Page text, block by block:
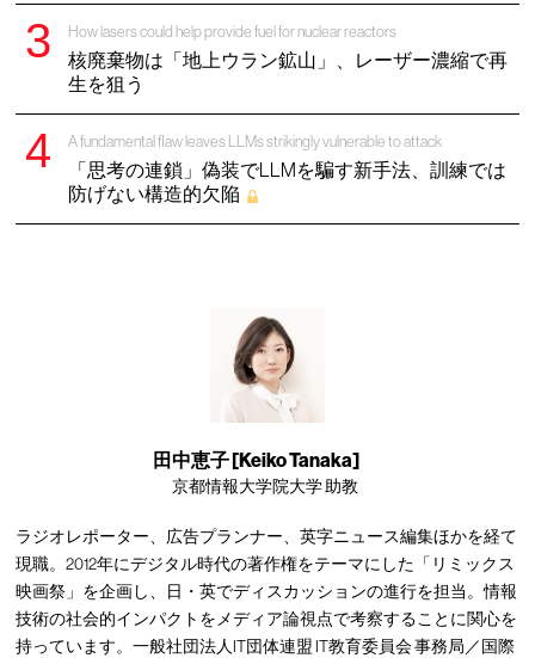
How lasers could help provide fuel for nuclear reactors
核廃棄物は「地上ウラン鉱山」、レーザー濃縮で再
生を狙う
A fundamental flaw leaves LLMs strikingly vulnerable to attack
「思考の連鎖」偽装でLLMを騙す新手法、訓練では
防げない構造的欠陥
田中恵子 [Keiko Tanaka]
京都情報大学院大学 助教
ラジオレポーター、広告プランナー、英字ニュース編集ほかを経て
現職。2012年にデジタル時代の著作権をテーマにした「リミックス
映画祭」を企画し、日・英でディスカッションの進行を担当。情報
技術の社会的インパクトをメディア論視点で考察することに関心を
持っています。一般社団法人IT団体連盟 IT教育委員会 事務局／国際